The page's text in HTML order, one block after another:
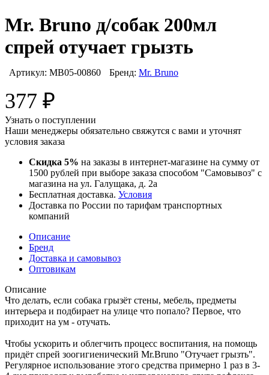
Mr. Bruno д/собак 200мл
спрей отучает грызть
Артикул: MB05-00860 Бренд: Mr. Bruno
377 ₽
Узнать о поступлении
Наши менеджеры обязательно свяжутся с вами и уточнят
условия заказа
Скидка 5% на заказы в интернет-магазине на сумму от
1500 рублей при выборе заказа способом "Самовывоз" с
магазина на ул. Галущака, д. 2а
Бесплатная доставка. Условия
Доставка по России по тарифам транспортных
компаний
Описание
Бренд
Доставка и самовывоз
Оптовикам
Описание
Что делать, если собака грызёт стены, мебель, предметы
интерьера и подбирает на улице что попало? Первое, что
приходит на ум - отучать.
Чтобы ускорить и облегчить процесс воспитания, на помощь
придёт спрей зоогигиенический Mr.Bruno "Отучает грызть".
Регулярное использование этого средства примерно 1 раз в 3-